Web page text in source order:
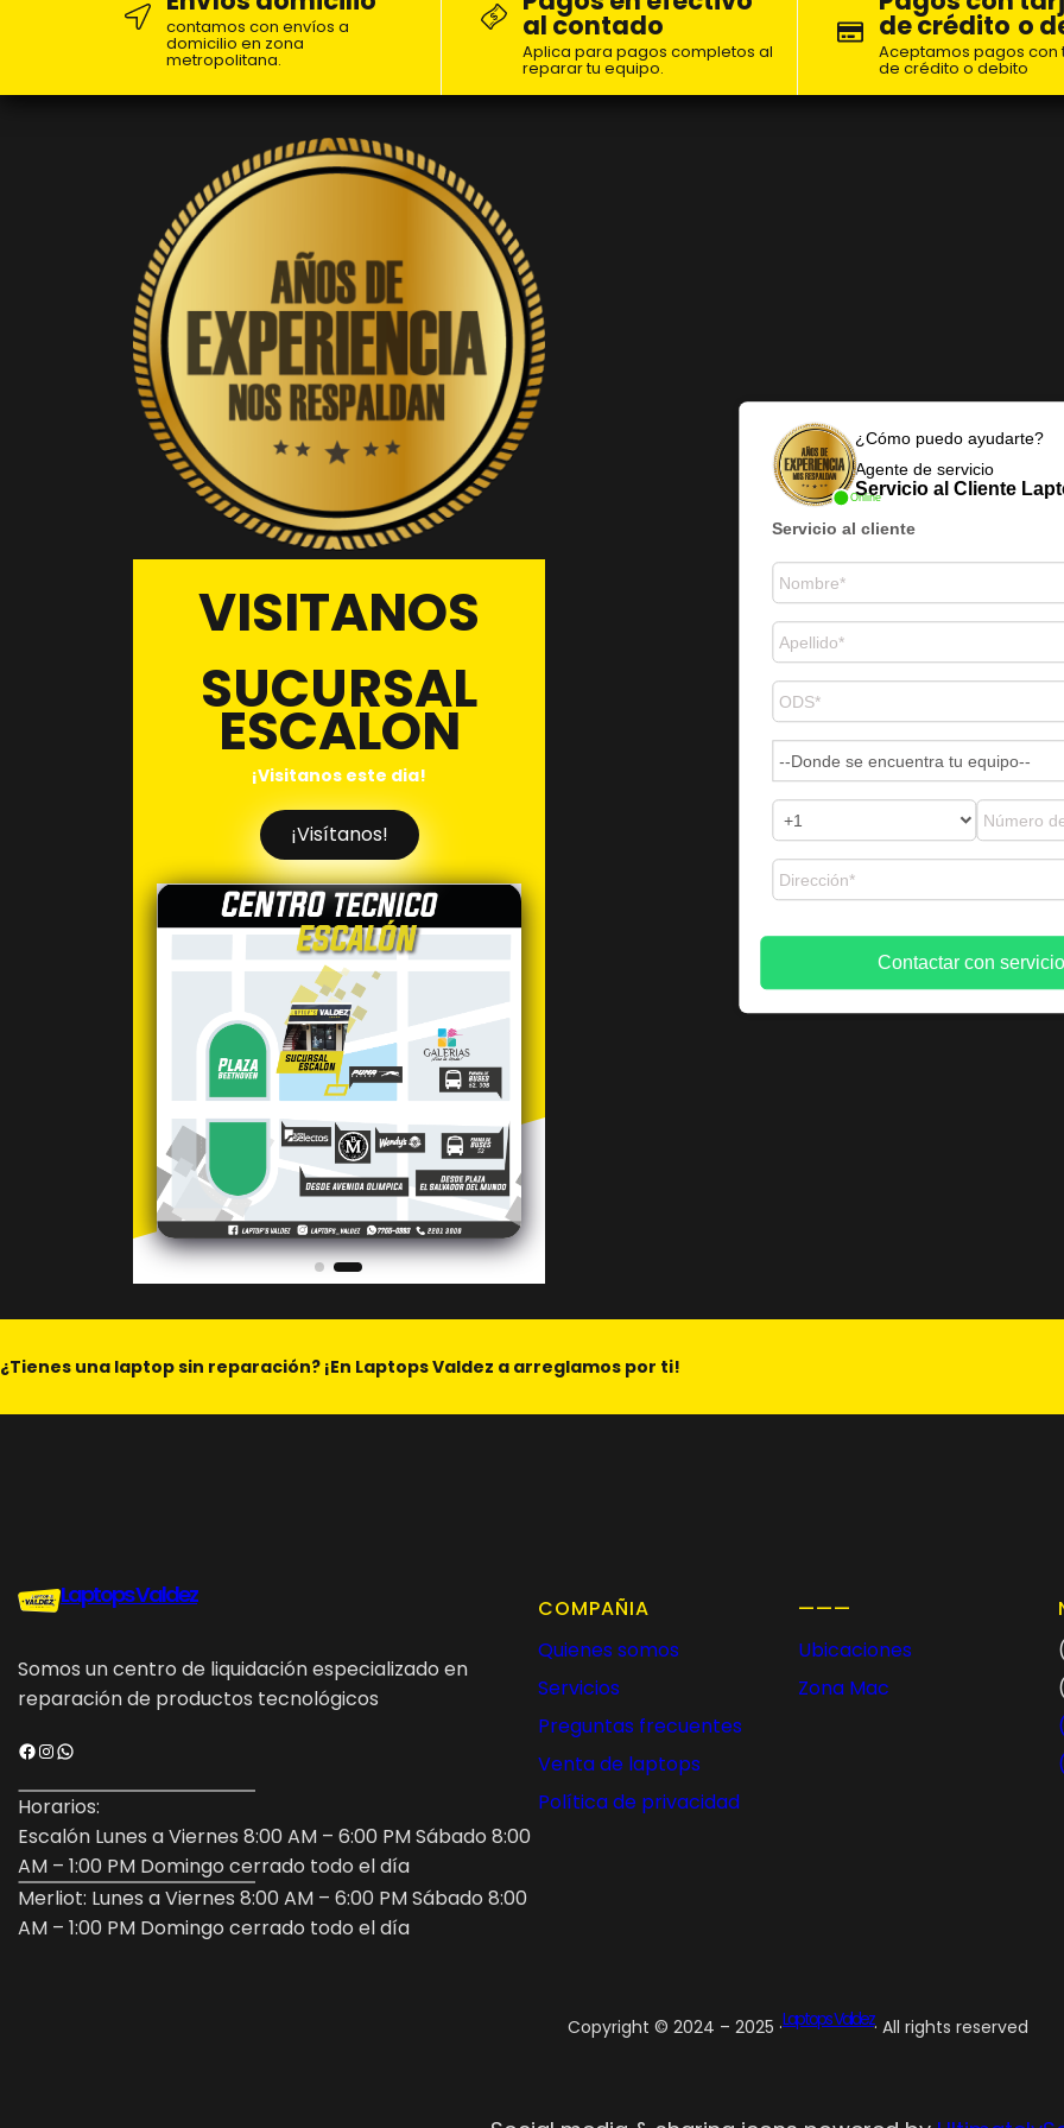
contamos con envíos a
domicilio en zona
metropolitana.
al contado
Aplica para pagos completos al
reparar tu equipo.
de crédito o
Aceptamos pagos con
de crédito o debito
VISITANOS
SUCURSAL
ESCALON
¡Visitanos este dia!
¡Visítanos!
VISITANOS
SUCURSAL
MERLIOT
¡Aprovecha Hoy!
¡Visítanos!
Online
¿Cómo puedo ayudarte?
Agente de servicio
Servicio al Cliente
Servicio al cliente
Contactar con
¿Tienes una laptop sin reparación? ¡En Laptops Valdez a arreglamos por ti!
Laptops Valdez
Somos un centro de liquidación especializado en
reparación de productos tecnológicos
Facebook InstagramWhatsApp
Horarios:
Escalón Lunes a Viernes 8:00 AM – 6:00 PM Sábado 8:00
AM – 1:00 PM Domingo cerrado todo el día
Merliot: Lunes a Viernes 8:00 AM – 6:00 PM Sábado 8:00
AM – 1:00 PM Domingo cerrado todo el día
COMPAÑIA
Quienes somos
Servicios
Preguntas frecuentes
Venta de laptops
Política de privacidad
———
Ubicaciones
Zona Mac
Copyright © 2024 – 2025 ·Laptops Valdez· All rights reserved